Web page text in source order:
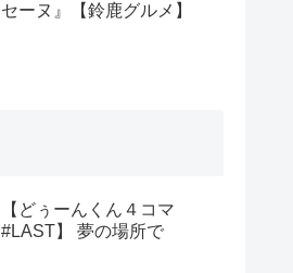
セーヌ』【鈴鹿グルメ】
【どぅーんくん４コマ
#LAST】 夢の場所で